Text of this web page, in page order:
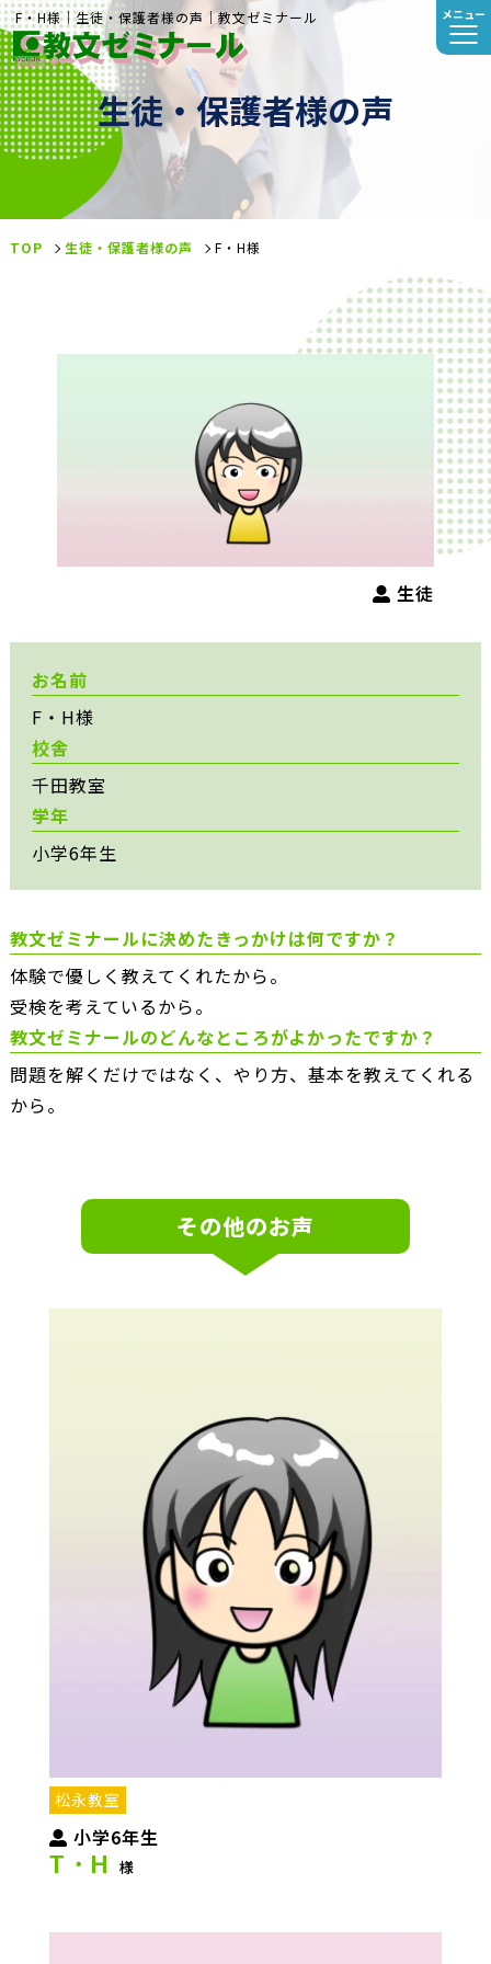
F・H様｜生徒・保護者様の声｜教文ゼミナール メニュー
生徒・保護者様の声
TOP 生徒・保護者様の声 F・H様
生徒
お名前
F・H様
校舎
千田教室
学年
小学6年生
教文ゼミナールに決めたきっかけは何ですか？
体験で優しく教えてくれたから。
受検を考えているから。
教文ゼミナールのどんなところがよかったですか？
問題を解くだけではなく、やり方、基本を教えてくれる
から。
その他のお声
松永教室
小学6年生
T・H 様